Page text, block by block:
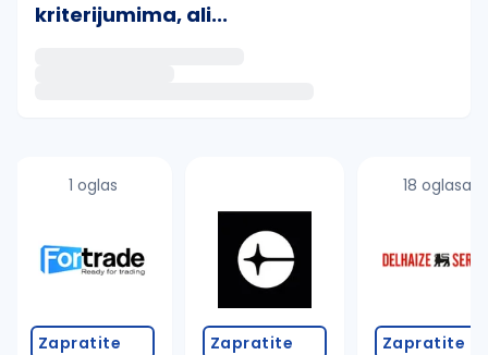
kriterijumima, ali...
proverite pravopisne greške (koristite č, ć, š, đ,
povećajte radijus za odabrani grad
promenite odabrane filtere pretrage
1 oglas
Zapratite Zapratite
18 oglasa
Zapratite